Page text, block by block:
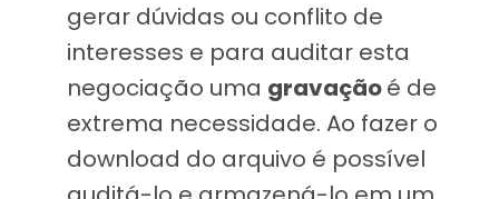
gerar dúvidas ou conflito de
interesses e para auditar esta
negociação uma gravaçãoé de
extrema necessidade. Ao fazer o
download do arquivo é possível